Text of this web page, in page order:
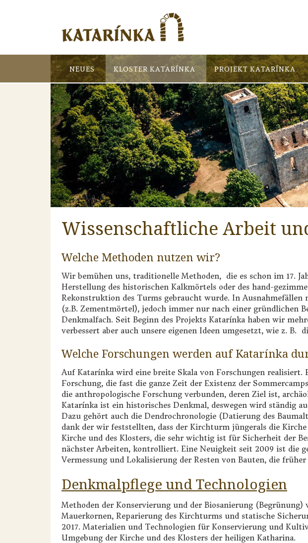
NEUES KLOSTER KATARÍNKA PROJEKT KATARÍNKA
Wissenschaftliche Arbeit
Welche Methoden nutzen wir?
Wir bemühen uns, traditionelle Methoden, die es schon im 17.
Herstellung des historischen Kalkmörtels oder des hand-
Rekonstruktion des Turms gebraucht wurde. In
(z.B. Zementmörtel), jedoch immer nur nach einer gründlichen
Denkmalfach. Seit Beginn des Projekts Katarínka haben wir
verbessert aber auch unsere eigenen Ideen umgesetzt, wie z. B.
Welche Forschungen werden auf Katarínka
Auf Katarínka wird eine breite Skala von Forschungen realisiert.
Forschung, die fast die ganze Zeit der Existenz der
die anthropologische Forschung verbunden, deren Ziel ist,
Katarínka ist ein historisches Denkmal, deswegen wird ständig
Dazu gehört auch die Dendrochronologie (Datierung des
dank der wir feststellten, dass der Kirchturm jüngerals die
Kirche und des Klosters, die sehr wichtig ist für Sicherheit der
nächster Arbeiten, kontrolliert. Eine Neuigkeit seit 2009 ist die
Vermessung und Lokalisierung der Resten von Bauten, die
Denkmalpflege und Technologien
Methoden der Konservierung und der Biosanierung (Begrünung)
Mauerkornen, Reparierung des Kirchturms und statische
2017. Materialien und Technologien für Konservierung und
Umgebung der Kirche und des Klosters der heiligen Katharina.